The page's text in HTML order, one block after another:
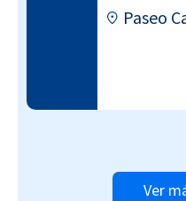
Paseo
Ver